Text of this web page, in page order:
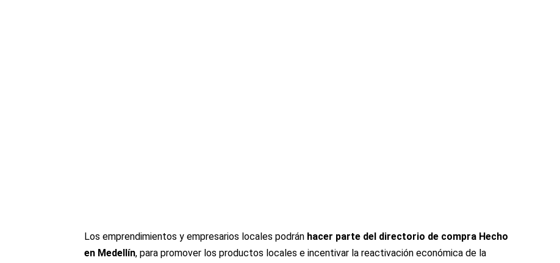
Los emprendimientos y empresarios locales podrán hacer parte del directorio de compra Hecho
en Medellín, para promover los productos locales e incentivar la reactivación económica de la